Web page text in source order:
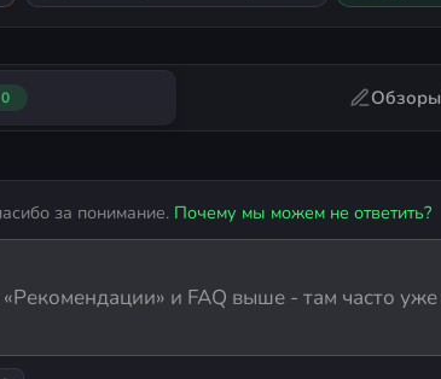
0 Обзоры
за понимание. Почему мы можем не ответить?